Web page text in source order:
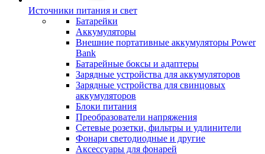
Источники питания и свет
Батарейки
Аккумуляторы
Внешние портативные аккумуляторы Power
Bank
Батарейные боксы и адаптеры
Зарядные устройства для аккумуляторов
Зарядные устройства для свинцовых
аккумуляторов
Блоки питания
Преобразователи напряжения
Сетевые розетки, фильтры и удлинители
Фонари светодиодные и другие
Аксессуары для фонарей